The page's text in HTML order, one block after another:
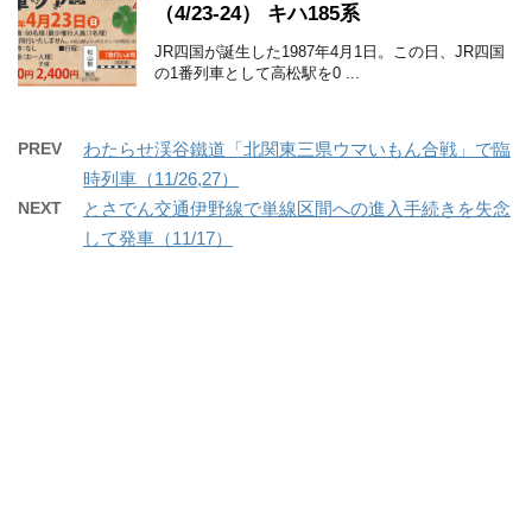
（4/23-24） キハ185系
JR四国が誕生した1987年4月1日。この日、JR四国
の1番列車として高松駅を0 ...
PREV
わたらせ渓谷鐵道「北関東三県ウマいもん合戦」で臨
時列車（11/26,27）
NEXT
とさでん交通伊野線で単線区間への進入手続きを失念
して発車（11/17）